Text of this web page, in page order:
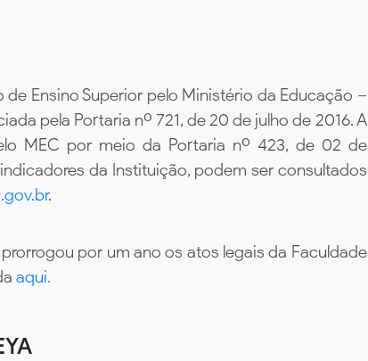
Ensino Superior pelo Ministério da Educação –
pela Portaria nº 721, de 20 de julho de 2016. A
MEC por meio da Portaria nº 423, de 02 de
da Instituição, podem ser consultados
.
por um ano os atos legais da Faculdade
aqui.